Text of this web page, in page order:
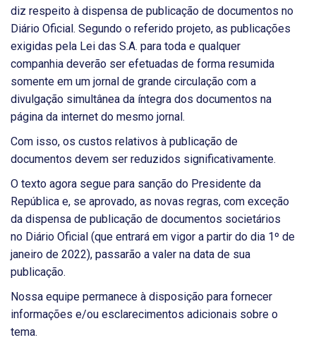
diz respeito à dispensa de publicação de documentos no
Diário Oficial. Segundo o referido projeto, as publicações
exigidas pela Lei das S.A. para toda e qualquer
companhia deverão ser efetuadas de forma resumida
somente em um jornal de grande circulação com a
divulgação simultânea da íntegra dos documentos na
página da internet do mesmo jornal.
Com isso, os custos relativos à publicação de
documentos devem ser reduzidos significativamente.
O texto agora segue para sanção do Presidente da
República e, se aprovado, as novas regras, com exceção
da dispensa de publicação de documentos societários
no Diário Oficial (que entrará em vigor a partir do dia 1º de
janeiro de 2022), passarão a valer na data de sua
publicação.
Nossa equipe permanece à disposição para fornecer
informações e/ou esclarecimentos adicionais sobre o
tema.